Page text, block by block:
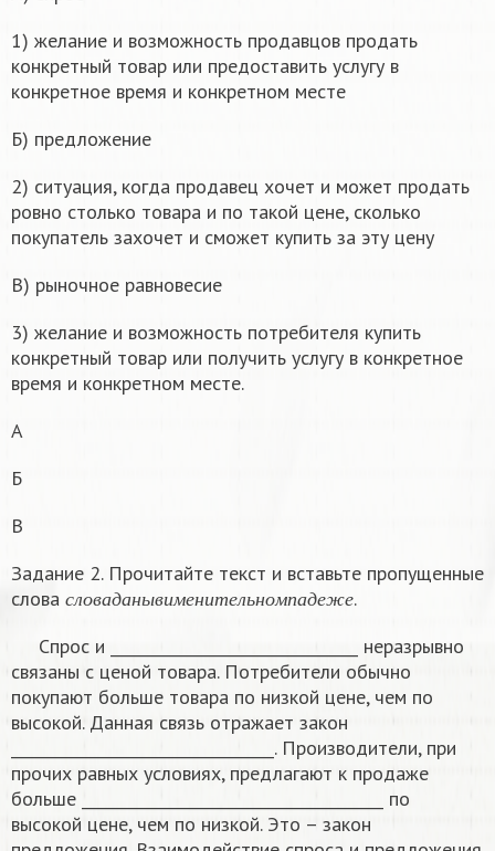
1) желание и возможность продавцов продать
конкретный товар или предоставить услугу в
конкретное время и конкретном месте
Б) предложение
2) ситуация, когда продавец хочет и может продать
ровно столько товара и по такой цене, сколько
покупатель захочет и сможет купить за эту цену
В) рыночное равновесие
3) желание и возможность потребителя купить
конкретный товар или получить услугу в конкретное
время и конкретном месте.
А
Б
В
Задание 2. Прочитайте текст и вставьте пропущенные
слова
сл о в а д а н ыв име н и т ел ьн омп а д е ж е
сл ов аданы вим ен итель но мпадеже
.
Спрос и ________________________________ неразрывно
связаны с ценой товара. Потребители обычно
покупают больше товара по низкой цене, чем по
высокой. Данная связь отражает закон
__________________________________. Производители, при
прочих равных условиях, предлагают к продаже
больше _______________________________________ по
высокой цене, чем по низкой. Это – закон